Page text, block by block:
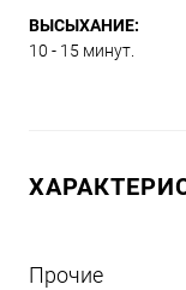
ВЫСЫХАНИЕ:
10 - 15 минут.
Прочие